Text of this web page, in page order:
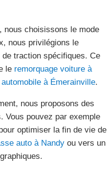
nous choisissons le mode
nous privilégions le
traction spécifiques. Ce
le remorquage voiture à
à Émerainville.
nous proposons des
Vous pouvez par exemple
optimiser la fin de vie de
auto à Nandyou vers un